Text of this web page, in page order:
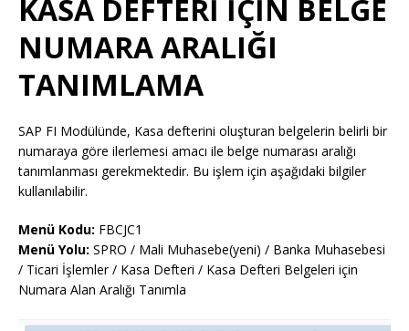
KASA DEFTERİ İÇİN BELGE
NUMARA ARALIĞI
TANIMLAMA
SAP FI Modülünde, Kasa defterini oluşturan belgelerin belirli bir
numaraya göre ilerlemesi amacı ile belge numarası aralığı
tanımlanması gerekmektedir. Bu işlem için aşağıdaki bilgiler
kullanılabilir.
Menü Kodu: FBCJC1
Menü Yolu: SPRO / Mali Muhasebe(yeni) / Banka Muhasebesi
/ Ticari İşlemler / Kasa Defteri / Kasa Defteri Belgeleri için
Numara Alan Aralığı Tanımla